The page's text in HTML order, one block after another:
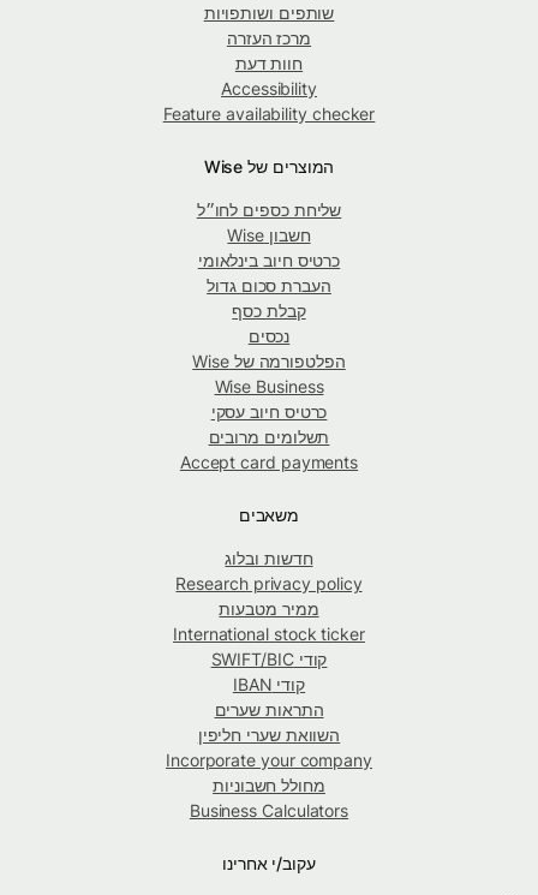
שותפים ושותפויות
מרכז העזרה
חוות דעת
Accessibility
Feature availability checker
המוצרים של Wise
שליחת כספים לחו״ל
חשבון Wise
כרטיס חיוב בינלאומי
העברת סכום גדול
קבלת כסף
נכסים
הפלטפורמה של Wise
Wise Business
כרטיס חיוב עסקי
תשלומים מרובים
Accept card payments
משאבים
חדשות ובלוג
Research privacy policy
ממיר מטבעות
International stock ticker
קודי SWIFT/BIC
קודי IBAN
התראות שערים
השוואת שערי חליפין
Incorporate your company
מחולל חשבוניות
Business Calculators
עקוב/י אחרינו